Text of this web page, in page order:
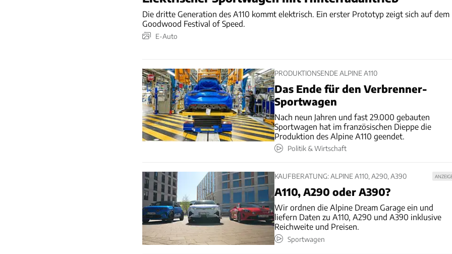
Die dritte Generation des A110 kommt elektrisch. Ein erster Prototyp zeigt sich auf dem
Goodwood Festival of Speed.
E-Auto
PRODUKTIONSENDE ALPINE A110
Das Ende für den Verbrenner-
Sportwagen
Nach neun Jahren und fast 29.000 gebauten
Sportwagen hat im französischen Dieppe die
Produktion des Alpine A110 geendet.
Politik & Wirtschaft
KAUFBERATUNG: ALPINE A110, A290, A390
A110, A290 oder A390?
Wir ordnen die Alpine Dream Garage ein und
liefern Daten zu A110, A290 und A390 inklusive
Reichweite und Preisen.
Sportwagen